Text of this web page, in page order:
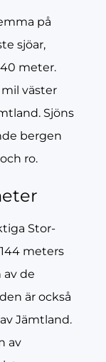
på
sjöar,
meter.
väster
Sjöns
bergen
ro.
Stor-
meters
av de
är också
Jämtland.
av